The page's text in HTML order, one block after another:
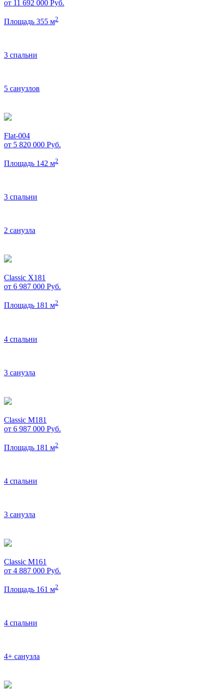
от 11 692 000 Руб.
Площадь 355 м2
3 спальни
5 санузлов
Flat-004
от 5 820 000 Руб.
Площадь 142 м2
3 спальни
2 санузла
Classic X181
от 6 987 000 Руб.
Площадь 181 м2
4 спальни
3 санузла
Classic M181
от 6 987 000 Руб.
Площадь 181 м2
4 спальни
3 санузла
Classic M161
от 4 887 000 Руб.
Площадь 161 м2
4 спальни
4+ санузла